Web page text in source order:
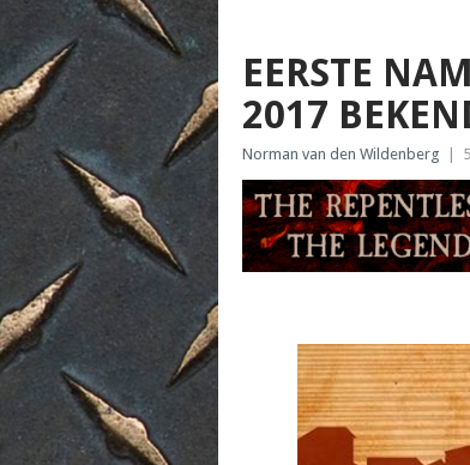
EERSTE
2017
Norman van den Wildenberg